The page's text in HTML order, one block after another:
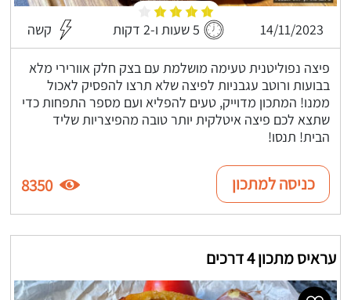
14/11/2023 5 שעות ו-2 דקות קשה
פיצה נפוליטנית טעימה מושלמת עם בצק חלק אוורירי מלא
בבועות ורוטב עגבניות לפיצה שלא תרצו להפסיק לאכול
ממנו! המתכון מדוייק, טעים להפליא ועם מספר התפחות כדי
שתצא לכם פיצה איטלקית יותר טובה מהפיצריות שליד
הבית! תנסו!
כניסה למתכון 8350
עראיס מתכון 4 דרכים